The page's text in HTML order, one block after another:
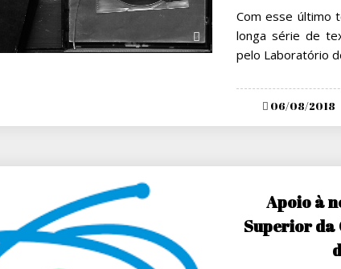
Com esse último
longa série de
pelo Laboratório
Posted
06/08/2018
Apoio à
Superior da